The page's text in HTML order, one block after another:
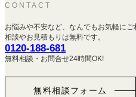
CONTACT
お悩みや不安など、なんでもお気軽にご
相談やお見積もりは無料です。
0120-188-681
無料相談・お問合せ24時間OK!
無料相談フォーム